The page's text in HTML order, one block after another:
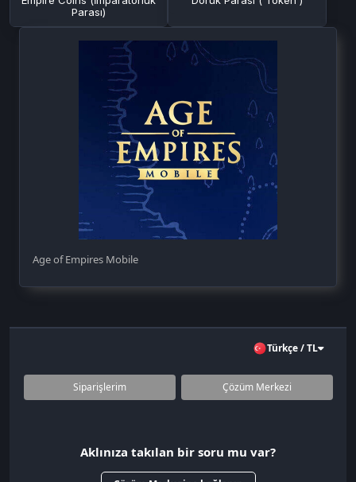
Parası)
Age of Empires Mobile
Türkçe / TL
Siparişlerim Çözüm Merkezi
Aklınıza takılan bir soru mu var?